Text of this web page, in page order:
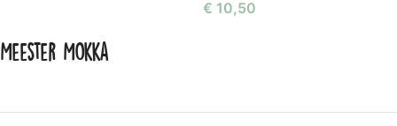
€ 10,50
Meester Mokka